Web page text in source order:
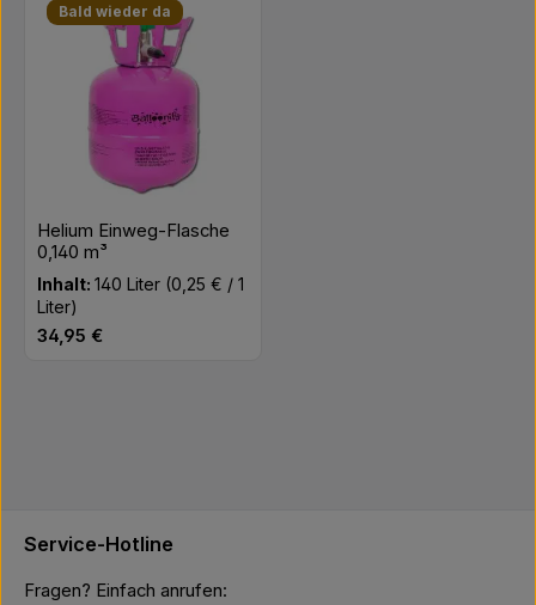
Bald wieder da
Helium Einweg-Flasche
0,140 m³
Inhalt:140 Liter (0,25 € / 1
Liter)
Regulärer Preis:
34,95 €
Service-Hotline
Fragen? Einfach anrufen: